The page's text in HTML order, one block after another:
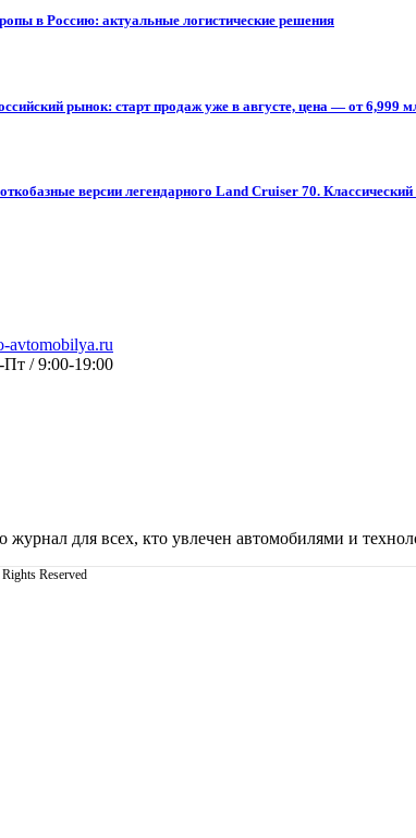
в Россию: актуальные логистические решения
рынок: старт продаж уже в августе, цена — от 6,999
версии легендарного Land Cruiser 70.
avtomobilya.ru
/ 9:00-19:00
журнал для всех, кто увлечен автомобилями и
Reserved